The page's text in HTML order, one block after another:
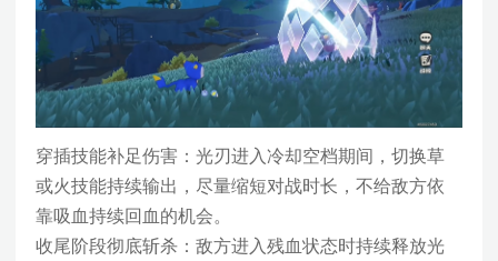
穿插技能补足伤害：光刃进入冷却空档期间，切换草
或火技能持续输出，尽量缩短对战时长，不给敌方依
靠吸血持续回血的机会。
收尾阶段彻底斩杀：敌方进入残血状态时持续释放光